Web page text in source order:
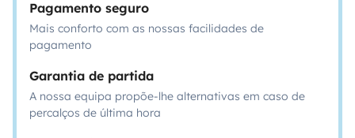
Pagamento seguro
Mais conforto com as nossas facilidades de
pagamento
Garantia de partida
A nossa equipa propõe-lhe alternativas em caso de
percalços de última hora